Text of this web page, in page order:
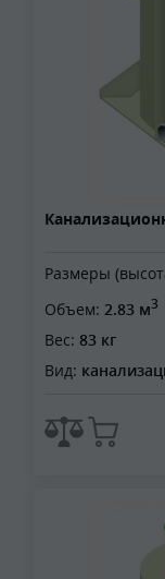
Размеры
Объем: 2.83 м3
Вес: 83 кг
Вид: